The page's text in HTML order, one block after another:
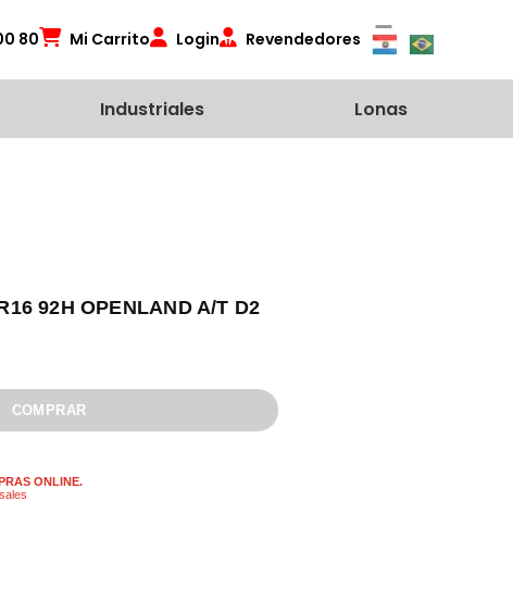
80 Mi Carrito Login Revendedores
Industriales Lonas
92H OPENLAND A/T D2
ONLINE.